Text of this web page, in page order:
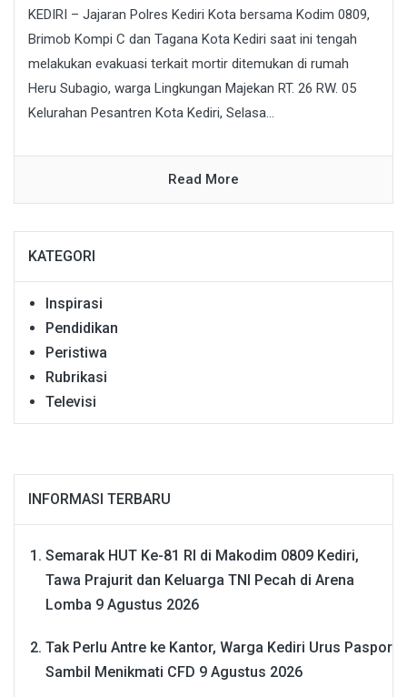
KEDIRI – Jajaran Polres Kediri Kota bersama Kodim 0809,
Brimob Kompi C dan Tagana Kota Kediri saat ini tengah
melakukan evakuasi terkait mortir ditemukan di rumah
Heru Subagio, warga Lingkungan Majekan RT. 26 RW. 05
Kelurahan Pesantren Kota Kediri, Selasa...
Read More
KATEGORI
Inspirasi
Pendidikan
Peristiwa
Rubrikasi
Televisi
INFORMASI TERBARU
Semarak HUT Ke-81 RI di Makodim 0809 Kediri,
Tawa Prajurit dan Keluarga TNI Pecah di Arena
Lomba 9 Agustus 2026
Tak Perlu Antre ke Kantor, Warga Kediri Urus Paspor
Sambil Menikmati CFD 9 Agustus 2026